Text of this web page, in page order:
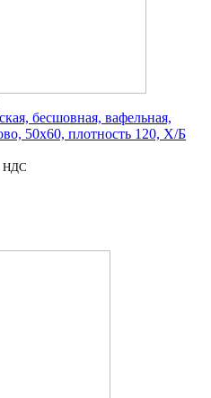
бесшовная, вафельная,
50х60, плотность 120, Х/Б
НДС